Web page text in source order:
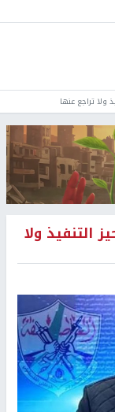
ولا تراجع عنها
التنفيذ ولا